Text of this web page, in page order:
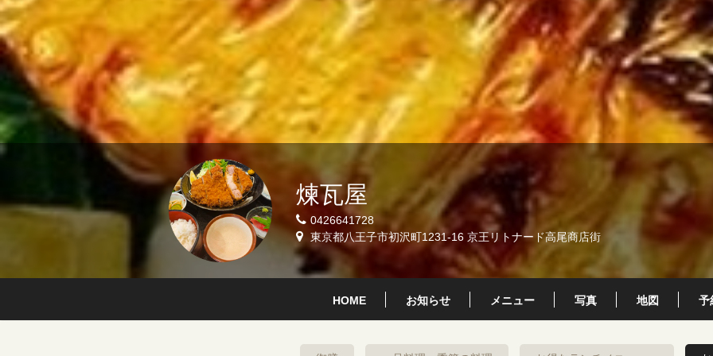
煉瓦屋
0426641728
東京都八王子市初沢町1231-16 京王リトナード高尾商店街
HOME お知らせ メニュー 写真 地図 予